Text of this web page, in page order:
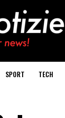
SPORT TECH